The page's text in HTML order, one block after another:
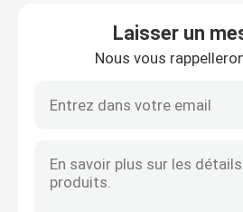
Laisser un
Nous vous